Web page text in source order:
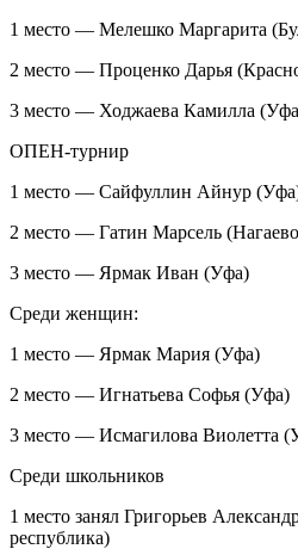
1 место — Мелешко Маргарита
2 место — Проценко Дарья
3 место — Ходжаева Камилла
ОПЕН-турнир
1 место — Сайфуллин Айнур
2 место — Гатин Марсель
3 место — Ярмак Иван (Уфа)
Среди женщин:
1 место — Ярмак Мария (Уфа)
2 место — Игнатьева Софья (Уфа)
3 место — Исмагилова Виолетта
Среди школьников
1 место занял Григорьев
республика)